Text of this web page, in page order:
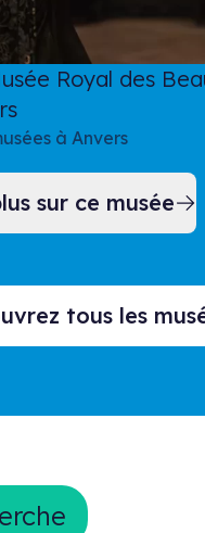
Royal des
à Anvers
sur ce musée
tous les